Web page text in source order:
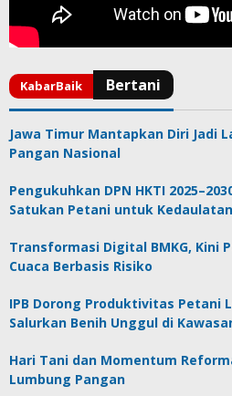
Jawa Timur Mantapkan Diri Jadi
Pangan Nasional
Pengukuhkan DPN HKTI
Satukan Petani untuk
Transformasi Digital BMKG, Kini
Cuaca Berbasis Risiko
IPB Dorong Produktivitas Petani
Salurkan Benih Unggul di
Hari Tani dan Momentum
Lumbung Pangan